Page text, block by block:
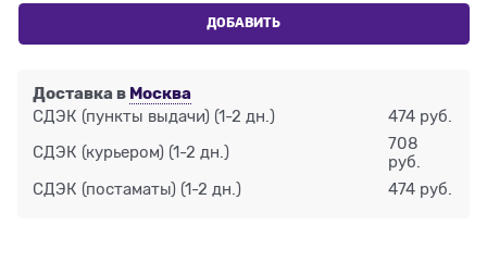
ДОБАВИТЬ
Доставка в Москва
СДЭК (пункты выдачи) (1-2 дн.) 474 руб.
СДЭК (курьером) (1-2 дн.)
708
руб.
СДЭК (постаматы) (1-2 дн.) 474 руб.